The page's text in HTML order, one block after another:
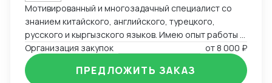
Мотивированный и многозадачный специалист со
знанием китайского, английского, турецкого,
русского и кыргызского языков. Имею опыт работы в
сфере международных продаж, закупок и логистики.
Быстро адаптируюсь в мультикультурной среде и
выстраиваю долгосрочные партнёрские отношения.
Организация закупок от 8 000 ₽
ПРЕДЛОЖИТЬ ЗАКАЗ